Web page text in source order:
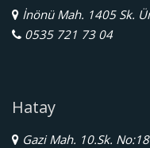
İnönü Mah. 1405 Sk.
0535 721 73 04
Hatay
Gazi Mah. 10.Sk.